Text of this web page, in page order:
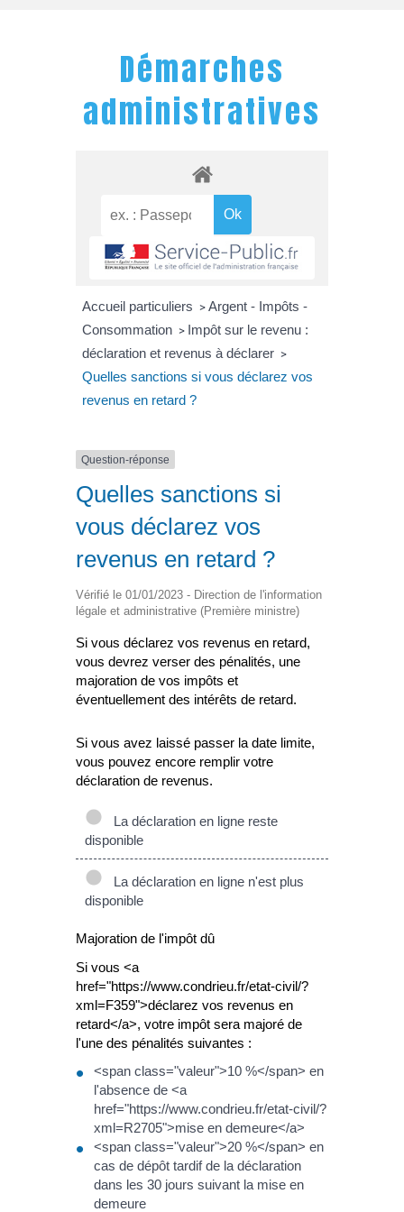
Démarches
administratives
Accueil particuliers > Argent - Impôts -
Consommation > Impôt sur le revenu :
déclaration et revenus à déclarer >
Quelles sanctions si vous déclarez vos
revenus en retard ?
Question-réponse
Quelles sanctions si
vous déclarez vos
revenus en retard ?
Vérifié le 01/01/2023 - Direction de l'information
légale et administrative (Première ministre)
Si vous déclarez vos revenus en retard,
vous devrez verser des pénalités, une
majoration de vos impôts et
éventuellement des intérêts de retard.
Si vous avez laissé passer la date limite,
vous pouvez encore remplir votre
déclaration de revenus.
La déclaration en ligne reste
disponible
La déclaration en ligne n'est plus
disponible
Majoration de l'impôt dû
Si vous <a
href="https://www.condrieu.fr/etat-civil/?
xml=F359">déclarez vos revenus en
retard</a>, votre impôt sera majoré de
l'une des pénalités suivantes :
<span class="valeur">10 %</span> en
l'absence de <a
href="https://www.condrieu.fr/etat-civil/?
xml=R2705">mise en demeure</a>
<span class="valeur">20 %</span> en
cas de dépôt tardif de la déclaration
dans les 30 jours suivant la mise en
demeure